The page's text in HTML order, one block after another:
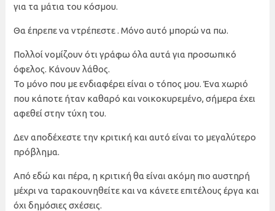
για τα μάτια του κόσμου.
Θα έπρεπε να ντρέπεστε . Μόνο αυτό μπορώ να πω.
Πολλοί νομίζουν ότι γράφω όλα αυτά για προσωπικό
όφελος. Κάνουν λάθος.
Το μόνο που με ενδιαφέρει είναι ο τόπος μου. Ένα χωριό
που κάποτε ήταν καθαρό και νοικοκυρεμένο, σήμερα έχει
αφεθεί στην τύχη του.
Δεν αποδέχεστε την κριτική και αυτό είναι το μεγαλύτερο
πρόβλημα.
Από εδώ και πέρα, η κριτική θα είναι ακόμη πιο αυστηρή
μέχρι να ταρακουνηθείτε και να κάνετε επιτέλους έργα και
όχι δημόσιες σχέσεις.